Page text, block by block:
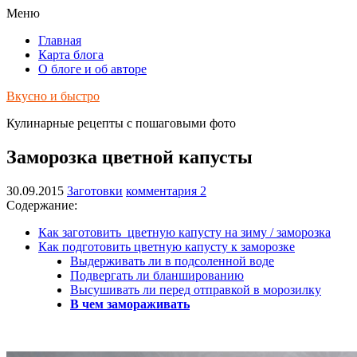
Меню
Главная
Карта блога
О блоге и об авторе
Вкусно и быстро
Кулинарные рецепты с пошаговыми фото
Заморозка цветной капусты
30.09.2015 Заготовки комментария 2
Содержание:
Как заготовить цветную капусту на зиму / заморозка
Как подготовить цветную капусту к заморозке
Выдерживать ли в подсоленной воде
Подвергать ли бланшированию
Высушивать ли перед отправкой в морозилку
В чем замораживать